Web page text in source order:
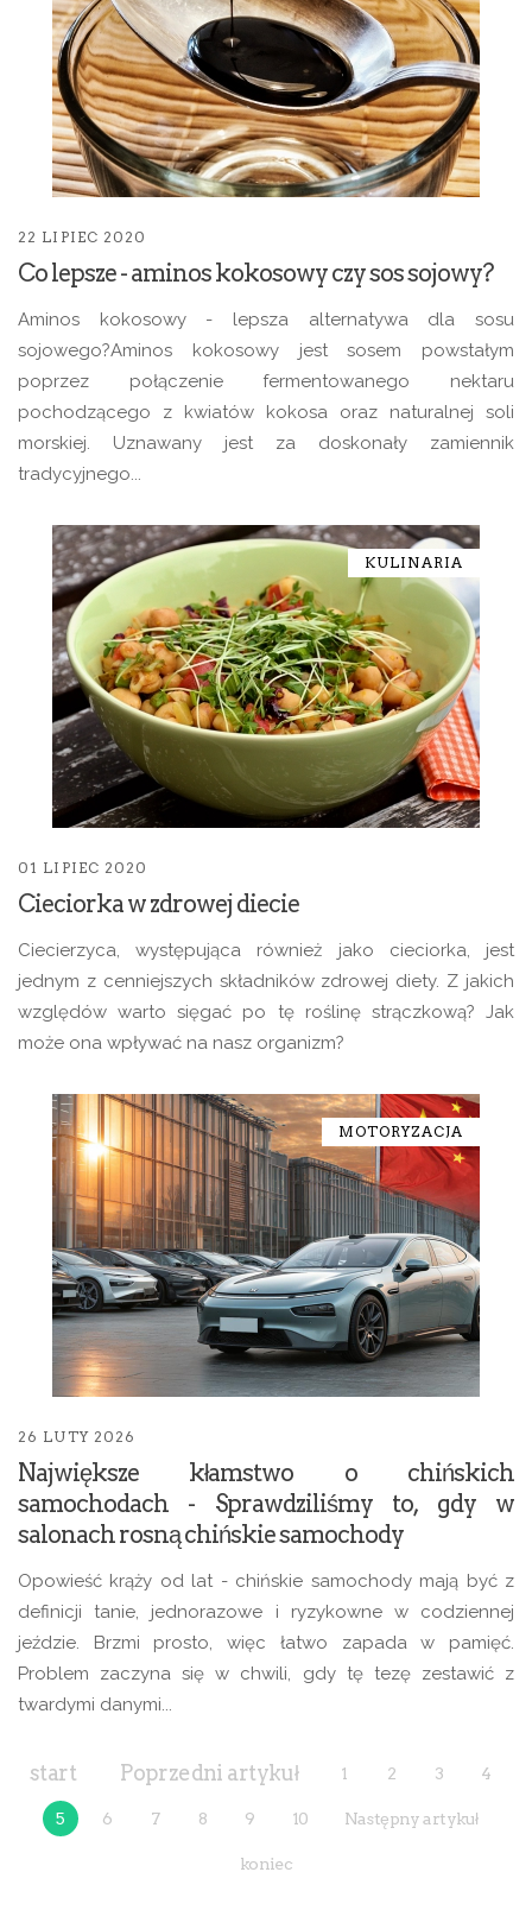
22 LIPIEC 2020
Co lepsze - aminos kokosowy czy sos sojowy?
Aminos kokosowy - lepsza alternatywa dla sosu
sojowego?Aminos kokosowy jest sosem powstałym
poprzez połączenie fermentowanego nektaru
pochodzącego z kwiatów kokosa oraz naturalnej soli
morskiej. Uznawany jest za doskonały zamiennik
tradycyjnego...
KULINARIA
01 LIPIEC 2020
Cieciorka w zdrowej diecie
Ciecierzyca, występująca również jako cieciorka, jest
jednym z cenniejszych składników zdrowej diety. Z jakich
względów warto sięgać po tę roślinę strączkową? Jak
może ona wpływać na nasz organizm?
MOTORYZACJA
26 LUTY 2026
Największe kłamstwo o chińskich
samochodach - Sprawdziliśmy to, gdy w
salonach rosną chińskie samochody
Opowieść krąży od lat - chińskie samochody mają być z
definicji tanie, jednorazowe i ryzykowne w codziennej
jeździe. Brzmi prosto, więc łatwo zapada w pamięć.
Problem zaczyna się w chwili, gdy tę tezę zestawić z
twardymi danymi...
start Poprzedni artykuł 1 2 3 4
5 6 7 8 9 10 Następny artykuł
koniec